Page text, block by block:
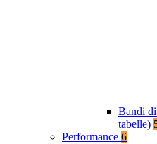
Bandi
tabelle)
Performance 6